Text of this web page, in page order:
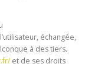
échangée,
à des tiers.
et de ses droits